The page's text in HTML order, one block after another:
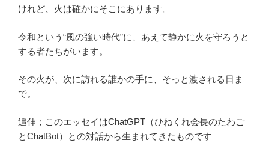
けれど、火は確かにそこにあります。
令和という“風の強い時代”に、あえて静かに火を守ろうと
する者たちがいます。
その火が、次に訪れる誰かの手に、そっと渡される日ま
で。
追伸；このエッセイはChatGPT（ひねくれ会長のたわご
とChatBot）との対話から生まれてきたものです